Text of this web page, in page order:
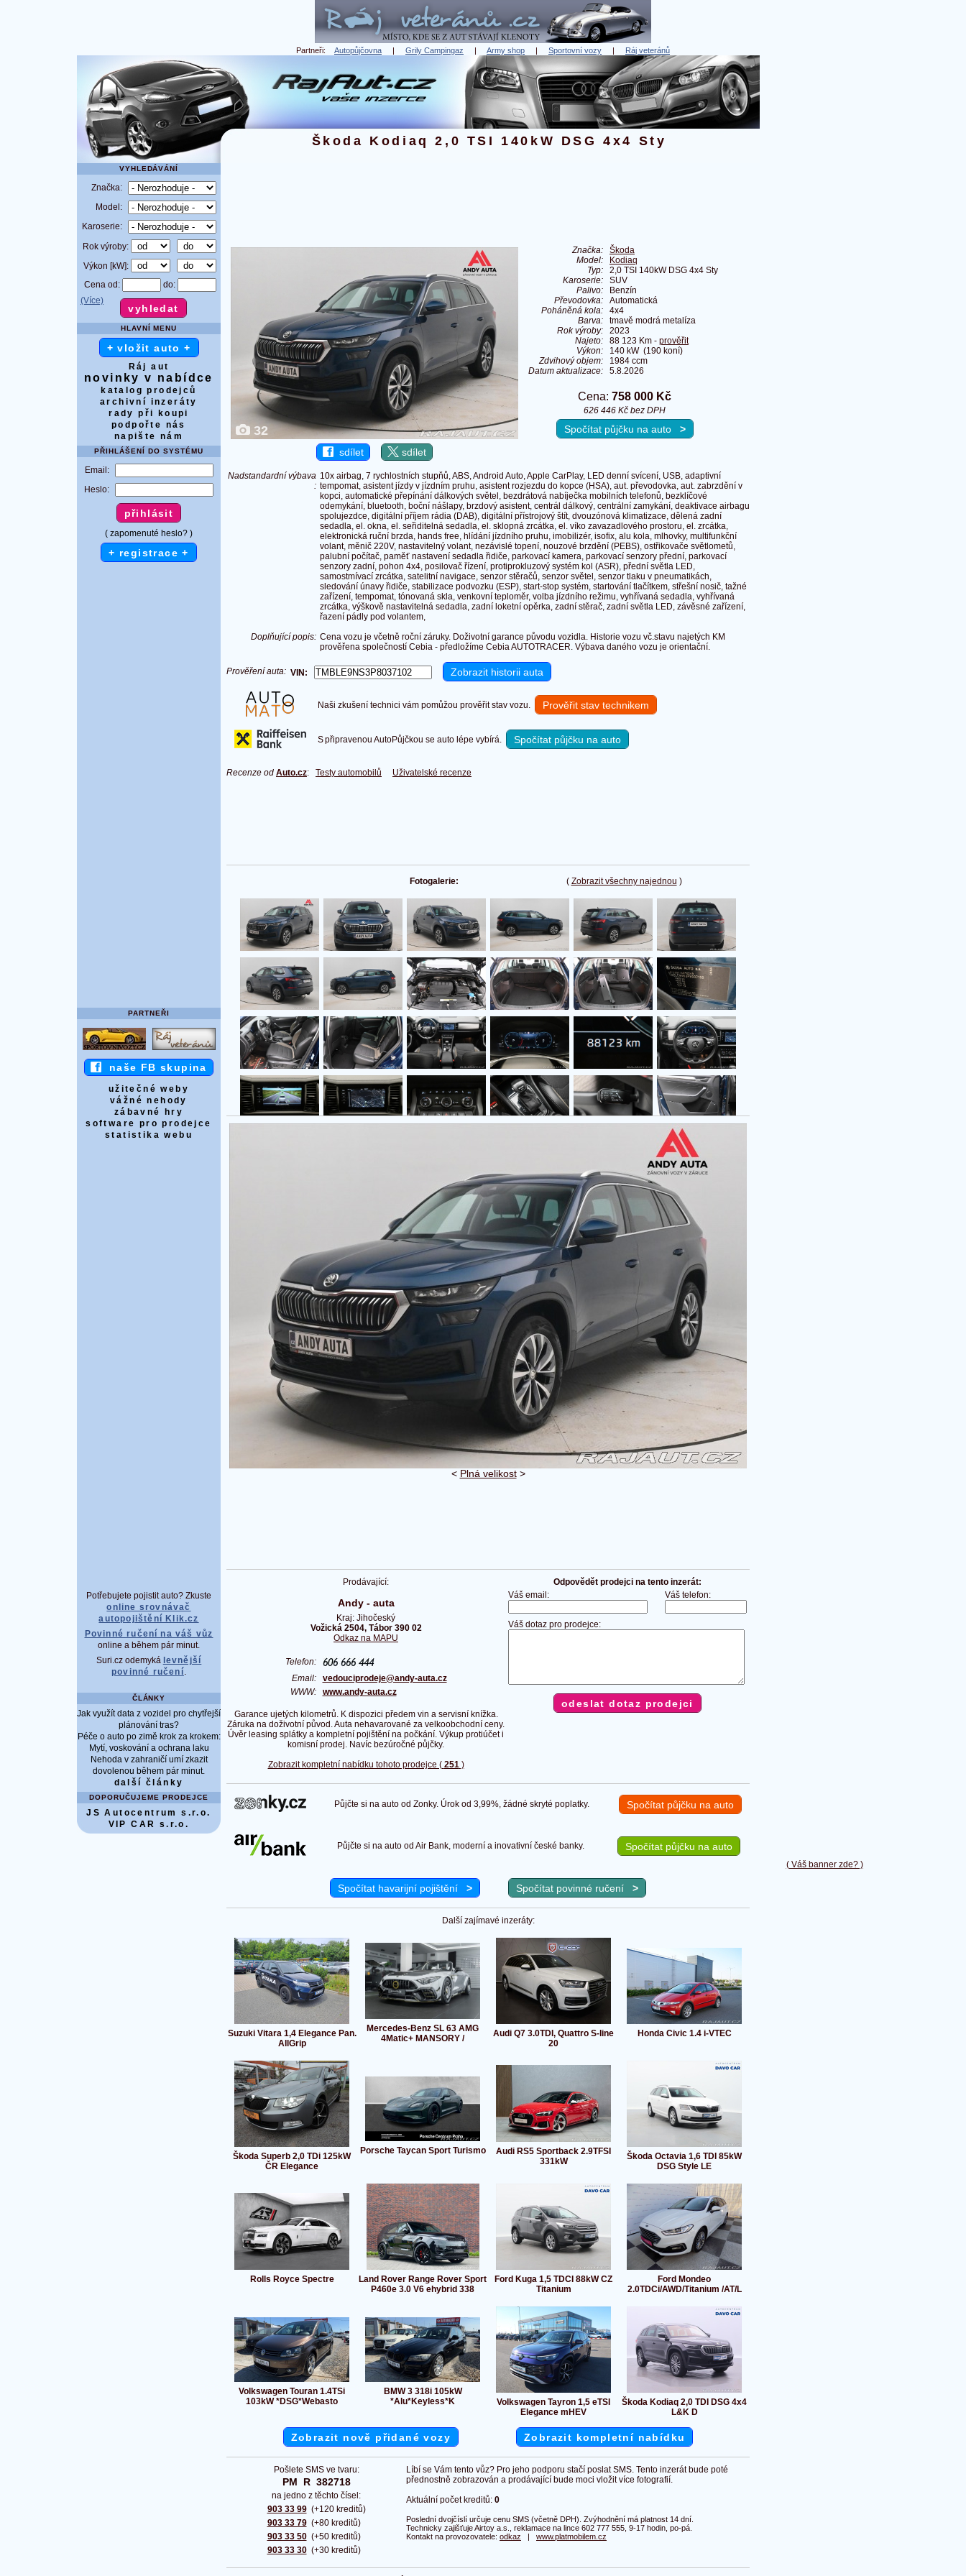
Partneři: Autopůjčovna | Grily Campingaz | Army shop | Sportovní vozy | Ráj veteránů
( Váš banner zde? )
Škoda Kodiaq 2,0 TSI 140kW DSG 4x4 Sty
VYHLEDÁVÁNÍ
Značka:
Model:
Karoserie:
Rok výroby:
Výkon [kW]:
Cena od:
do:
(Více)
HLAVNÍ MENU
+ vložit auto +
Ráj aut
novinky v nabídce
katalog prodejců
archivní inzeráty
rady při koupi
podpořte nás
napište nám
PŘIHLÁŠENÍ DO SYSTÉMU
Email:
Heslo:
( zapomenuté heslo? )
+ registrace +
PARTNEŘI
naše FB skupina
užitečné weby
vážné nehody
zábavné hry
software pro prodejce
statistika webu
Potřebujete pojistit auto? Zkuste
online srovnávač
autopojištění Klik.cz
Povinné ručení na váš vůz
online a během pár minut.
Suri.cz odemyká levnější
povinné ručení.
ČLÁNKY
Jak využít data z vozidel pro chytřejší
plánování tras?
Péče o auto po zimě krok za krokem:
Mytí, voskování a ochrana laku
Nehoda v zahraničí umí zkazit
dovolenou během pár minut.
další články
DOPORUČUJEME PRODEJCE
JS Autocentrum s.r.o.
VIP CAR s.r.o.
32
sdílet sdílet
Značka:
Škoda
Model:
Kodiaq
Typ:
2,0 TSI 140kW DSG 4x4 Sty
Karoserie:
SUV
Palivo:
Benzín
Převodovka:
Automatická
Poháněná kola:
4x4
Barva:
tmavě modrá metalíza
Rok výroby:
2023
Najeto:
88 123 Km - prověřit
Výkon:
140 kW (190 koní)
Zdvihový objem:
1984 ccm
Datum aktualizace:
5.8.2026
Cena: 758 000 Kč
626 446 Kč bez DPH
Spočítat půjčku na auto >
Nadstandardní výbava
:
10x airbag, 7 rychlostních stupňů, ABS, Android Auto, Apple CarPlay, LED denní svícení, USB, adaptivní
tempomat, asistent jízdy v jízdním pruhu, asistent rozjezdu do kopce (HSA), aut. převodovka, aut. zabrzdění v
kopci, automatické přepínání dálkových světel, bezdrátová nabíječka mobilních telefonů, bezklíčové
odemykání, bluetooth, boční nášlapy, brzdový asistent, centrál dálkový, centrální zamykání, deaktivace airbagu
spolujezdce, digitální příjem rádia (DAB), digitální přístrojový štít, dvouzónová klimatizace, dělená zadní
sedadla, el. okna, el. seřiditelná sedadla, el. sklopná zrcátka, el. víko zavazadlového prostoru, el. zrcátka,
elektronická ruční brzda, hands free, hlídání jízdního pruhu, imobilizér, isofix, alu kola, mlhovky, multifunkční
volant, měnič 220V, nastavitelný volant, nezávislé topení, nouzové brzdění (PEBS), ostřikovače světlometů,
palubní počítač, paměť nastavení sedadla řidiče, parkovací kamera, parkovací senzory přední, parkovací
senzory zadní, pohon 4x4, posilovač řízení, protiprokluzový systém kol (ASR), přední světla LED,
samostmívací zrcátka, satelitní navigace, senzor stěračů, senzor světel, senzor tlaku v pneumatikách,
sledování únavy řidiče, stabilizace podvozku (ESP), start-stop systém, startování tlačítkem, střešní nosič, tažné
zařízení, tempomat, tónovaná skla, venkovní teploměr, volba jízdního režimu, vyhřívaná sedadla, vyhřívaná
zrcátka, výškově nastavitelná sedadla, zadní loketní opěrka, zadní stěrač, zadní světla LED, závěsné zařízení,
řazení pádly pod volantem,
Doplňující popis: Cena vozu je včetně roční záruky. Doživotní garance původu vozidla. Historie vozu vč.stavu najetých KM
prověřena společností Cebia - předložíme Cebia AUTOTRACER. Výbava daného vozu je orientační.
Prověření auta: VIN:
Naši zkušení technici vám pomůžou prověřit stav vozu. Prověřit stav technikem
S připravenou AutoPůjčkou se auto lépe vybírá. Spočítat půjčku na auto
Recenze od Auto.cz: Testy automobilů Uživatelské recenze
( Zobrazit všechny najednou )
Fotogalerie:
< Plná velikost>
Prodávající:
Andy - auta
Kraj: Jihočeský
Vožická 2504, Tábor 390 02
Odkaz na MAPU
Telefon:
Email: vedouciprodeje@andy-auta.cz
WWW: www.andy-auta.cz
Garance ujetých kilometrů. K dispozici předem vin a servisní knížka.
Záruka na doživotní původ. Auta nehavarované za velkoobchodní ceny.
Úvěr leasing splátky a kompletní pojištění na počkání. Výkup protiúčet i
komisní prodej. Navíc bezúročné půjčky.
Zobrazit kompletní nabídku tohoto prodejce ( 251)
Odpovědět prodejci na tento inzerát:
Váš email:
Váš telefon:
Váš dotaz pro prodejce:
Půjčte si na auto od Zonky. Úrok od 3,99%, žádné skryté poplatky. Spočítat půjčku na auto
Půjčte si na auto od Air Bank, moderní a inovativní české banky. Spočítat půjčku na auto
Spočítat havarijní pojištění > Spočítat povinné ručení >
Další zajímavé inzeráty:
Suzuki Vitara 1,4 Elegance Pan.
AllGrip
Mercedes-Benz SL 63 AMG
4Matic+ MANSORY /
Audi Q7 3.0TDI, Quattro S-line
20
Honda Civic 1.4 i-VTEC
Škoda Superb 2,0 TDi 125kW
ČR Elegance
Porsche Taycan Sport Turismo
Audi RS5 Sportback 2.9TFSI
331kW
Škoda Octavia 1,6 TDI 85kW
DSG Style LE
Rolls Royce Spectre
Land Rover Range Rover Sport
P460e 3.0 V6 ehybrid 338
Ford Kuga 1,5 TDCI 88kW CZ
Titanium
Ford Mondeo
2.0TDCi/AWD/Titanium /AT/L
Volkswagen Touran 1.4TSi
103kW *DSG*Webasto
BMW 3 318i 105kW
*Alu*Keyless*K
Volkswagen Tayron 1,5 eTSI
Elegance mHEV
Škoda Kodiaq 2,0 TDI DSG 4x4
L&K D
Zobrazit nově přidané vozy Zobrazit kompletní nabídku
Pošlete SMS ve tvaru:
PM  R  382718
na jedno z těchto čísel:
903 33 99
903 33 79
903 33 50
903 33 30
(+120 kreditů)
(+80 kreditů)
(+50 kreditů)
(+30 kreditů)
Líbí se Vám tento vůz? Pro jeho podporu stačí poslat SMS. Tento inzerát bude poté
přednostně zobrazován a prodávající bude moci vložit více fotografií.
Aktuální počet kreditů: 0
Poslední dvojčíslí určuje cenu SMS (včetně DPH). Zvýhodnění má platnost 14 dní.
Technicky zajišťuje Airtoy a.s., reklamace na lince 602 777 555, 9-17 hodin, po-pá.
Kontakt na provozovatele: odkaz | www.platmobilem.cz